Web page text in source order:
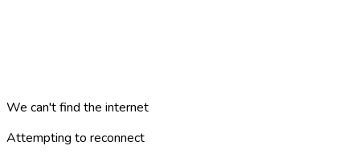
We can't find the internet
Attempting to reconnect